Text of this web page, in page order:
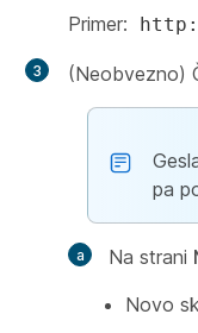
Primer:
3 (Neobvezno)
pa
Na strani
Novo